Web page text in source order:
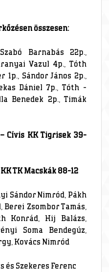
összesen:
Barnabás 22p.,
Vazul 4p., Tóth
1p., Sándor János 2p.,
Dániel 7p., Tóth -
Benedek 2p., Timák
Cívis KK Tigrisek 39-
TK Macskák 88-12
Sándor Nimród, Pákh
Berei Zsombor Tamás,
Konrád, Hij Balázs,
Soma Bendegúz,
Kovács Nimród
és Szekeres Ferenc